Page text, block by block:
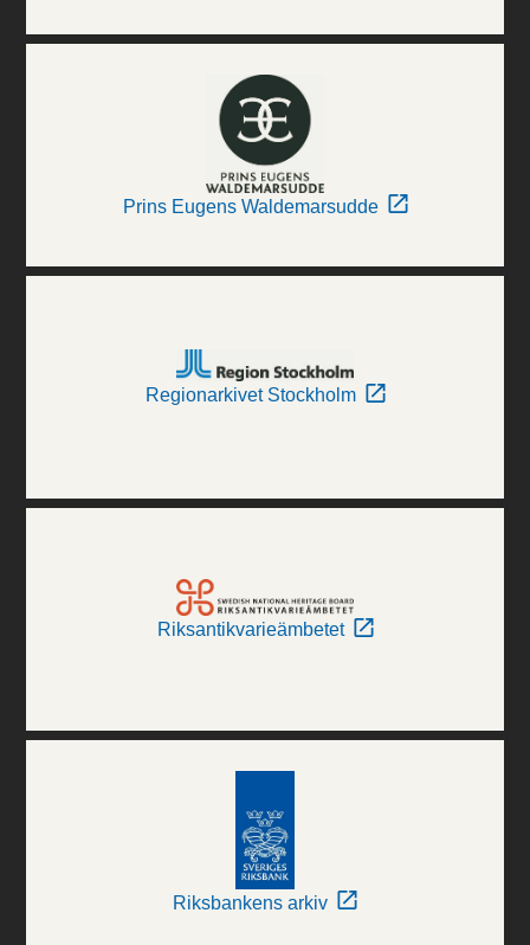
Prins Eugens Waldemarsudde
Regionarkivet Stockholm
Riksantikvarieämbetet
Riksbankens arkiv